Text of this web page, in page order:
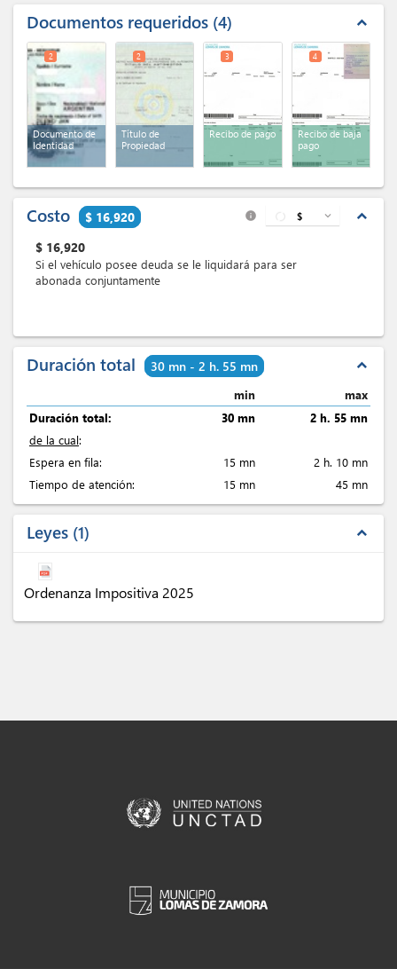
Documentos requeridos 4 expand_less
Documento de
Identidad
2
Título de
Propiedad
2
Recibo de pago
3
Recibo de baja
pago
4
Costo $ 16,920 expand_less
info $ expand_more
$ 16,920
Si el vehículo posee deuda se le liquidará para ser
abonada conjuntamente
Duración total 30 mn - 2 h. 55 mn expand_less
min
max
Duración total:
30 mn
2 h. 55 mn
de la cual:
Espera en fila:
15 mn
2 h. 10 mn
Tiempo de atención:
15 mn 45 mn
Leyes 1 expand_less
Ordenanza Impositiva 2025